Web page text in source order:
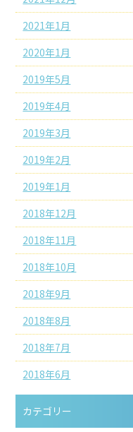
2021年1月
2020年1月
2019年5月
2019年4月
2019年3月
2019年2月
2019年1月
2018年12月
2018年11月
2018年10月
2018年9月
2018年8月
2018年7月
2018年6月
カテゴリー